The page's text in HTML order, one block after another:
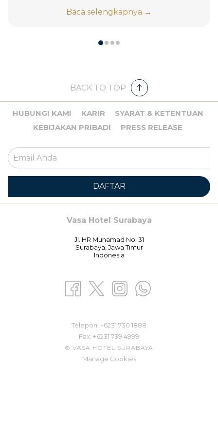
Baca selengkapnya
BACK TO TOP
HUBUNGI KAMI KARIR
SYARAT & KETENTUAN
KEBIJAKAN PRIBADI
PRESS RELEASE
DAFTAR
Vasa Hotel Surabaya
Jl. HR Muhamad No. 31
Surabaya, Jawa Timur
Indonesia
Telepon: ​ +6231 730 1888
Fax: +6231 739 4999
© VASA HOTEL SURABAYA
Manage Cookies